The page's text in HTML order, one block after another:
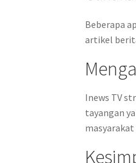
Beberapa
artikel
Inews TV
tayangan